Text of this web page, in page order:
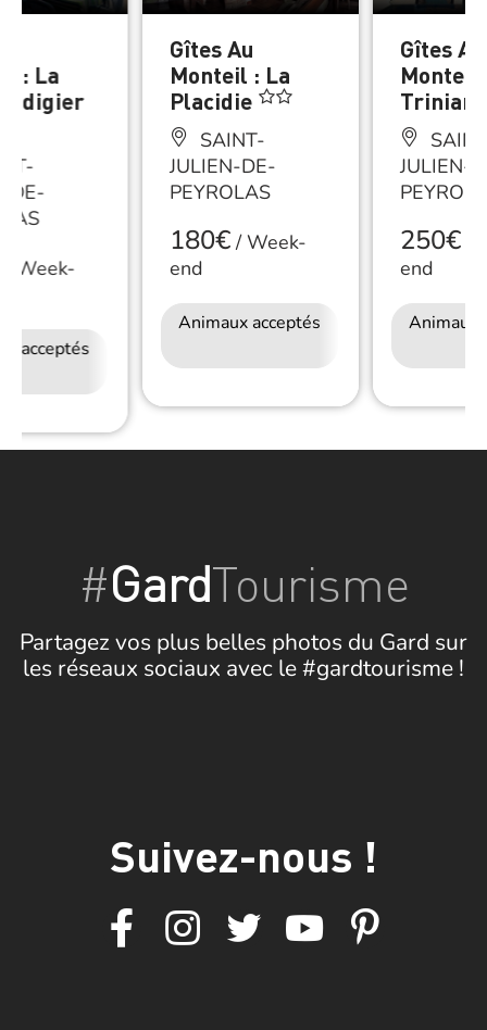
: La
DE-
Week-
acceptés
Accès Internet
Gîtes Au
Monteil : La
Placidie
SAINT-
JULIEN-DE-
PEYROLAS
180€/Week-
end
Animaux acceptés
Accès Internet
Gîtes Au
Monteil
JULIEN-
250€/
end
Animaux
#GardTourisme
Partagez vos plus belles photos du Gard sur
les réseaux sociaux avec le #gardtourisme !
Suivez-nous !